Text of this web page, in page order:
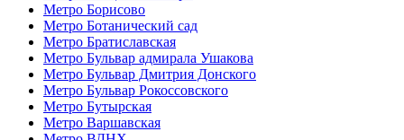
Метро Борисово
Метро Ботанический сад
Метро Братиславская
Метро Бульвар адмирала Ушакова
Метро Бульвар Дмитрия Донского
Метро Бульвар Рокоссовского
Метро Бутырская
Метро Варшавская